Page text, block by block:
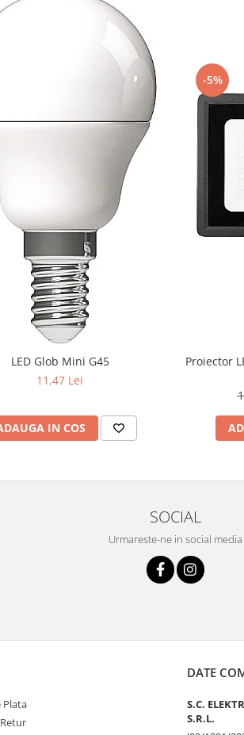
LED Glob Mini G45
11,47 Lei
IN COS
-5%
Proiector
SOCIAL
Urmareste-ne in social media
Plata
DATE
S.C.
S.R.L.